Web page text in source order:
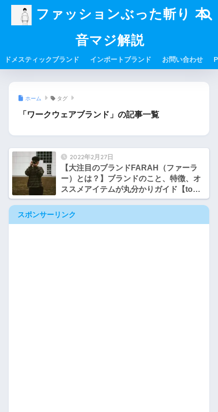
ファッションぶった斬り 本
音マジ解説
ドメスティックブランド インポートブランド お問い合わせ
ホーム タグ
「ワークウェアブランド」の記事一覧
2022年2月27日
【大注目のブランドFARAH（ファーラ
ー）とは？】ブランドのこと、特徴、オ
ススメアイテムが丸分かりガイド【tomo
のファッション勉強部屋】
スポンサーリンク